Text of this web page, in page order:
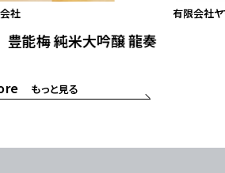
社
豊能梅 純米大吟醸 龍奏
有限会社
もっと見る